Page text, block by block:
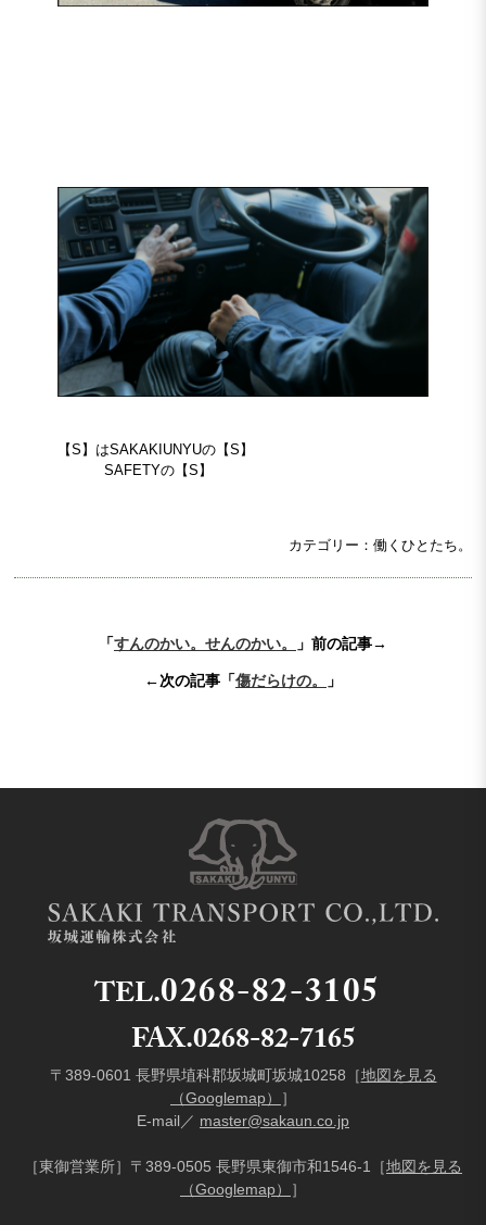
【S】はSAKAKIUNYUの【S】
SAFETYの【S】
カテゴリー：働くひとたち。
「すんのかい。せんのかい。 」前の記事→
←次の記事「傷だらけの。 」
TEL.0268-82-3105
FAX.0268-82-7165
〒389-0601 長野県埴科郡坂城町坂城10258［地図を見る
（Googlemap）
］
E-mail／ master@sakaun.co.jp
［東御営業所］〒389-0505 長野県東御市和1546-1［地図を見る
（Googlemap）
］